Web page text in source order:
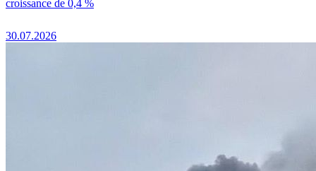
croissance de 0,4 %
30.07.2026